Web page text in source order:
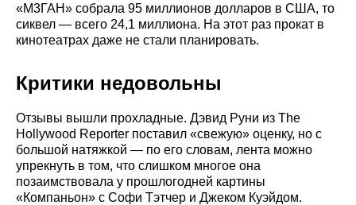
«М3ГАН» собрала 95 миллионов долларов в США, то
сиквел — всего 24,1 миллиона. На этот раз прокат в
кинотеатрах даже не стали планировать.
Критики недовольны
Отзывы вышли прохладные. Дэвид Руни из The
Hollywood Reporter поставил «свежую» оценку, но с
большой натяжкой — по его словам, лента можно
упрекнуть в том, что слишком многое она
позаимствовала у прошлогодней картины
«Компаньон» с Софи Тэтчер и Джеком Куэйдом.